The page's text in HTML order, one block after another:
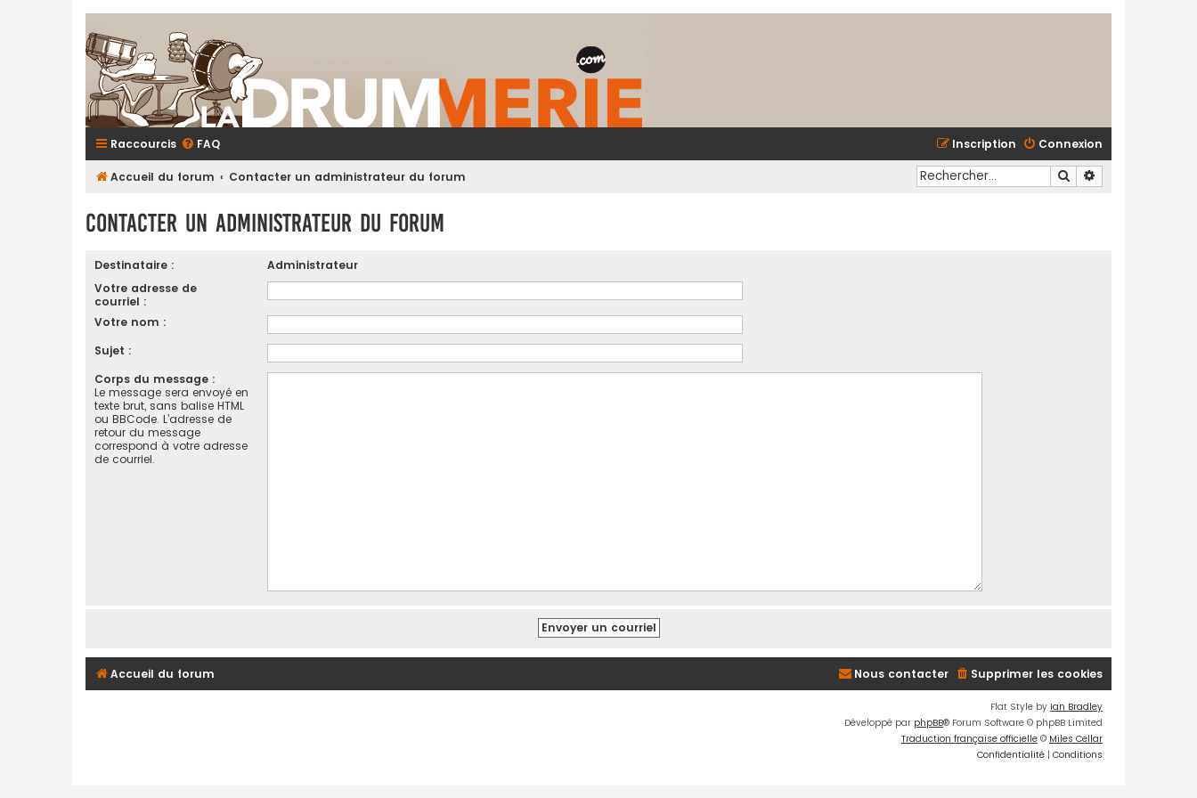
Raccourcis FAQ Connexion
Inscription
Accueil du forum Contacter un administrateur du forum Rechercher
Contacter un administrateur du forum
Destinataire :
Administrateur
Votre adresse de
courriel :
Votre nom :
Sujet :
Corps du message :
Le message sera envoyé en
texte brut, sans balise HTML
ou BBCode. L’adresse de
retour du message
correspond à votre adresse
de courriel.
Accueil du forum Supprimer les cookies
Nous contacter
Flat Style by Ian Bradley
Développé par phpBB® Forum Software © phpBB Limited
Traduction française officielle © Miles Cellar
Confidentialité | Conditions